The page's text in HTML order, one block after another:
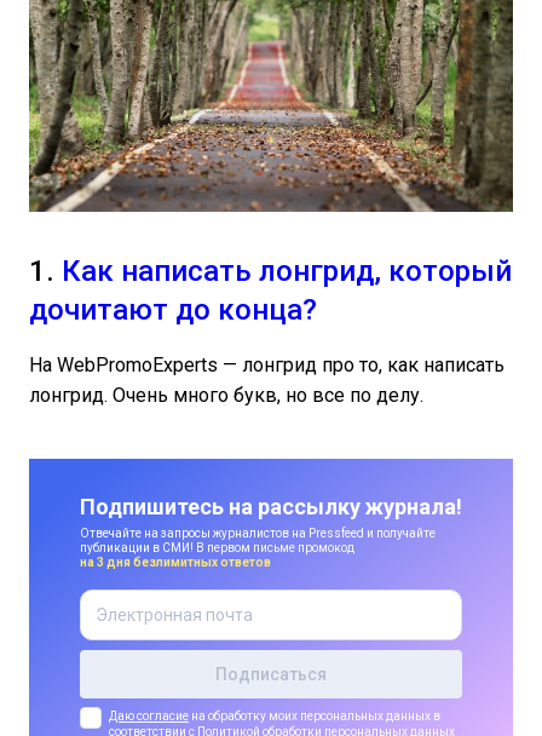
1. Как написать лонгрид, который
дочитают до конца?
На WebPromoExperts — лонгрид про то, как написать
лонгрид. Очень много букв, но все по делу.
Подпишитесь на рассылку журнала!
Отвечайте на запросы журналистов на Pressfeed и получайте
публикации в СМИ! В первом письме промокод
на 3 дня безлимитных ответов
Даю согласие на обработку моих персональных данных в
соответствии с
Политикой обработки персональных данных